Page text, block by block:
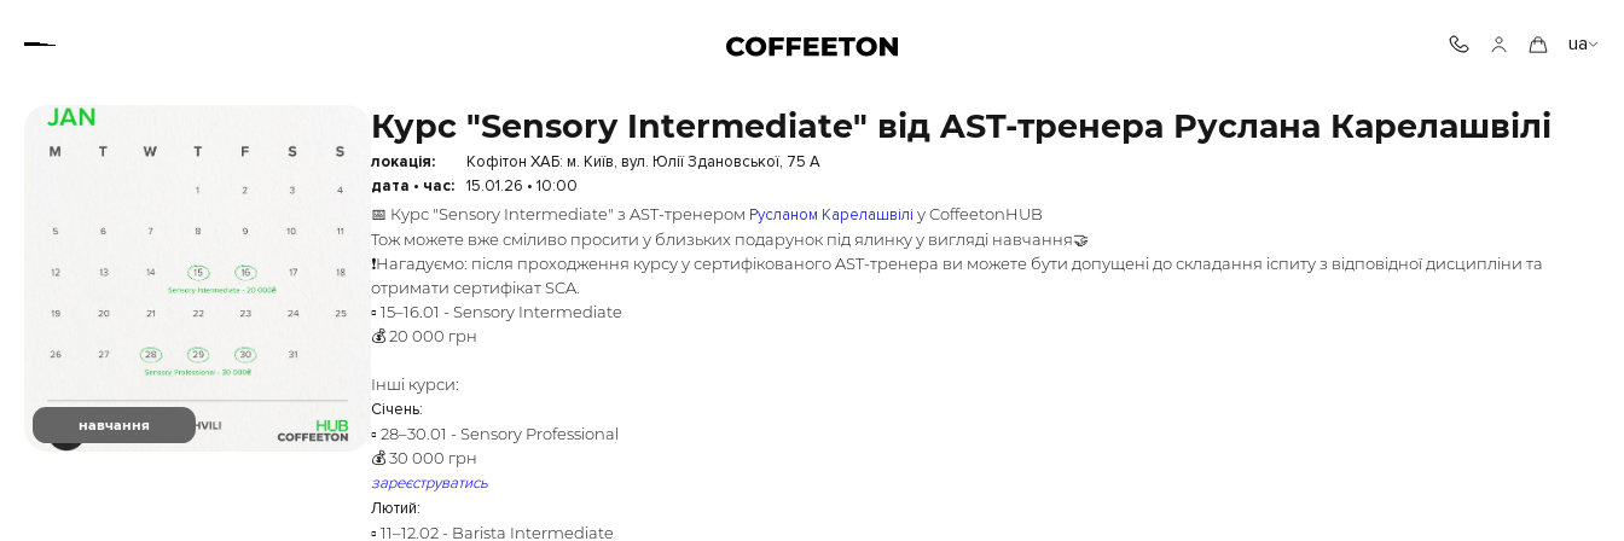
ua
навчання
Курс "Sensory Intermediate" від AST-тренера Руслана Карелашвілі
локація:
Кофітон ХАБ: м. Київ, вул. Юлії Здановської, 75 А
дата • час:
15.01.26 • 10:00
📅 Курс "Sensory Intermediate" з AST-тренером Русланом Карелашвілі у CoffeetonHUB
Тож можете вже сміливо просити у близьких подарунок під ялинку у вигляді навчання🤝
❗️Нагадуємо: після проходження курсу у сертифікованого AST-тренера ви можете бути допущені до складання іспиту з відповідної дисципліни та
отримати сертифікат SCA.
▫️ 15–16.01 - Sensory Intermediate
💰 20 000 грн
Інші курси:
Січень:
▫️ 28–30.01 - Sensory Professional
💰 30 000 грн
зареєструватись
Лютий:
▫️ 11–12.02 - Barista Intermediate